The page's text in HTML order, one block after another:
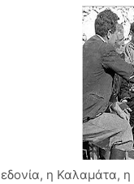
η Καλαμάτα,